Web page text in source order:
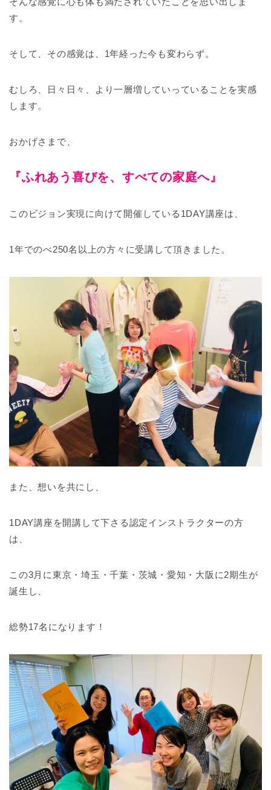
す。
そして、その感覚は、1年経った今も変わらず。
むしろ、日々日々、より一層増していっていることを実感
します。
おかげさまで、
『ふれあう喜びを、すべての家庭へ』
このビジョン実現に向けて開催している1DAY講座は、
1年でのべ250名以上の方々に受講して頂きました。
また、想いを共にし、
1DAY講座を開講して下さる認定インストラクターの方
は、
この3月に東京・埼玉・千葉・茨城・愛知・大阪に2期生が
誕生し、
総勢17名になります！